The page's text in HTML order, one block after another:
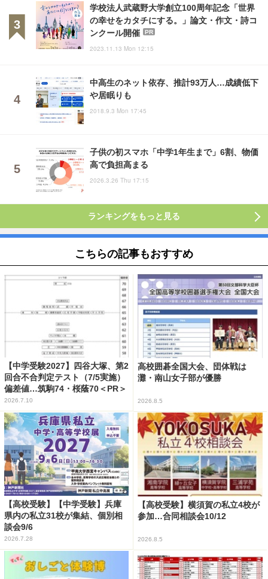
学校法人武蔵野大学創立100周年記念「世界
の幸せをカタチにする。」論文・作文・詩コ
ンクール開催
PR
2023.11.13 Mon 12:15
中高生のネット依存、推計93万人…成績低下
や居眠りも
2018.9.3 Mon 17:45
子供の初スマホ「中学1年生まで」6割、物価
高で負担高まる
2026.3.26 Thu 17:15
ランキングをもっと見る
こちらの記事もおすすめ
【中学受験2027】四谷大塚、第2
回合不合判定テスト（7/5実施）
偏差値…筑駒74・桜蔭70＜PR＞
2026.7.10
高校囲碁全国大会、団体戦は
灘・南山女子部が優勝
2026.8.5
【高校受験】【中学受験】兵庫
県内の私立31校が集結、個別相
談会9/6
2026.7.28
【高校受験】横須賀の私立4校が
参加…合同相談会10/12
2026.8.5